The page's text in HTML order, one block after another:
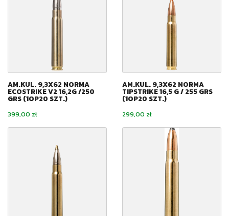
AM.KUL. 9,3X62 NORMA
ECOSTRIKE V2 16,2G /250
GRS (1OP20 SZT.)
Cena
399,00 zł
AM.KUL. 9,3X62 NORMA
TIPSTRIKE 16,5 G / 255 GRS
(1OP20 SZT.)
Cena
299,00 zł